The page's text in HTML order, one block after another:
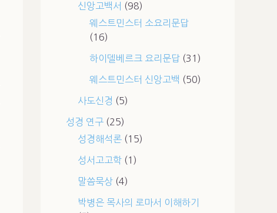
신앙고백서 (98)
웨스트민스터 소요리문답
(16)
하이델베르크 요리문답(31)
웨스트민스터 신앙고백 (50)
사도신경 (5)
성경 연구(25)
성경해석론(15)
성서고고학(1)
말씀묵상(4)
박병은 목사의 로마서 이해하기